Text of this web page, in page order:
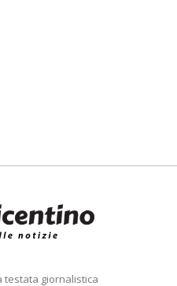
testata giornalistica